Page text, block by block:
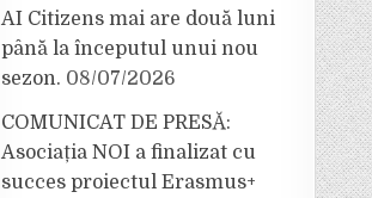
AI Citizens mai are două luni
până la începutul unui nou
sezon. 08/07/2026
COMUNICAT DE PRESĂ:
Asociația NOI a finalizat cu
succes proiectul Erasmus+